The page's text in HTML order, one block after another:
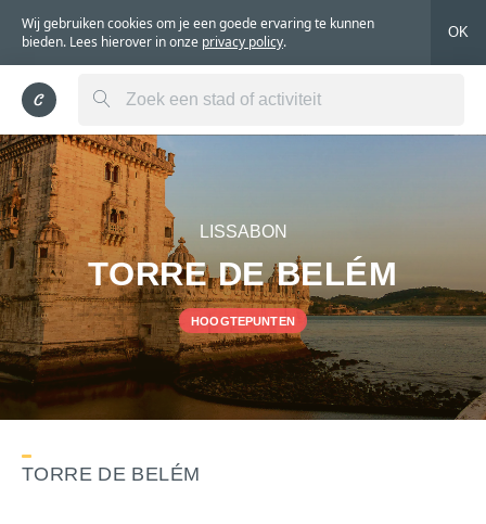
Wij gebruiken cookies om je een goede ervaring te kunnen
bieden. Lees hierover in onze privacy policy.
OK
LISSABON
TORRE DE BELÉM
HOOGTEPUNTEN
TORRE DE BELÉM